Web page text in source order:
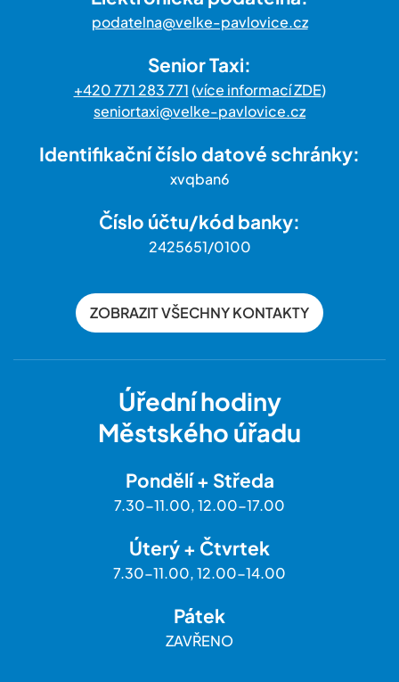
podatelna@velke-pavlovice.cz
Senior Taxi:
+420 771 283 771(více informací ZDE)
seniortaxi@velke-pavlovice.cz
Identifikační číslo datové schránky:
xvqban6
Číslo účtu/kód banky:
2425651/0100
ZOBRAZIT VŠECHNY KONTAKTY
Úřední hodiny
Městského úřadu
Pondělí + Středa
7.30-11.00, 12.00-17.00
Úterý + Čtvrtek
7.30-11.00, 12.00-14.00
Pátek
ZAVŘENO